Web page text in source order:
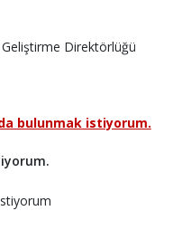
Geliştirme Direktörlüğü
bulunmak istiyorum.